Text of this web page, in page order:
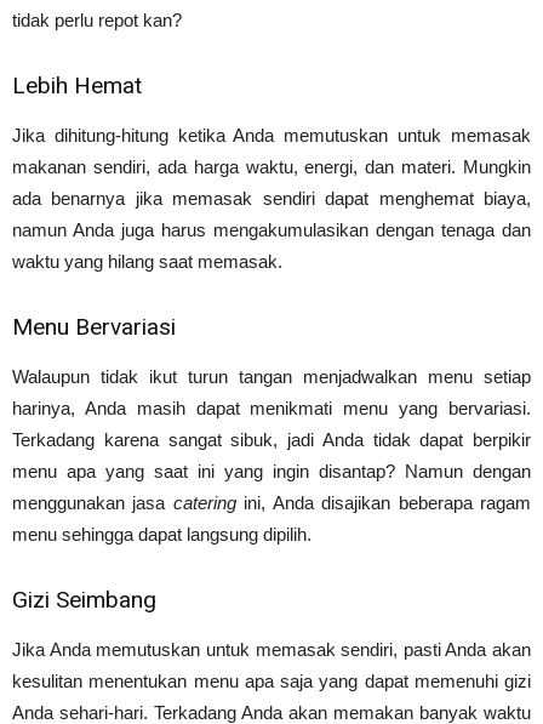
tidak perlu repot kan?
Lebih Hemat
Jika dihitung-hitung ketika Anda memutuskan untuk memasak
makanan sendiri, ada harga waktu, energi, dan materi. Mungkin
ada benarnya jika memasak sendiri dapat menghemat biaya,
namun Anda juga harus mengakumulasikan dengan tenaga dan
waktu yang hilang saat memasak.
Menu Bervariasi
Walaupun tidak ikut turun tangan menjadwalkan menu setiap
harinya, Anda masih dapat menikmati menu yang bervariasi.
Terkadang karena sangat sibuk, jadi Anda tidak dapat berpikir
menu apa yang saat ini yang ingin disantap? Namun dengan
menggunakan jasa cateringini, Anda disajikan beberapa ragam
menu sehingga dapat langsung dipilih.
Gizi Seimbang
Jika Anda memutuskan untuk memasak sendiri, pasti Anda akan
kesulitan menentukan menu apa saja yang dapat memenuhi gizi
Anda sehari-hari. Terkadang Anda akan memakan banyak waktu